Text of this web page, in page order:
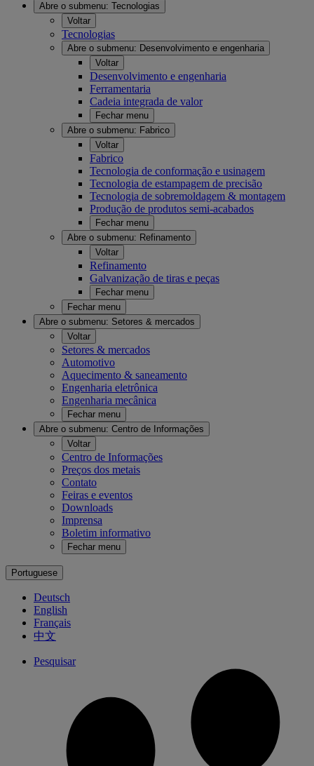
Abre o submenu: Tecnologias
Voltar
Tecnologias
Abre o submenu: Desenvolvimento e engenharia
Voltar
Desenvolvimento e engenharia
Ferramentaria
Cadeia integrada de valor
Fechar menu
Abre o submenu: Fabrico
Voltar
Fabrico
Tecnologia de conformação e usinagem
Tecnologia de estampagem de precisão
Tecnologia de sobremoldagem & montagem
Produção de produtos semi-acabados
Fechar menu
Abre o submenu: Refinamento
Voltar
Refinamento
Galvanização de tiras e peças
Fechar menu
Fechar menu
Abre o submenu: Setores & mercados
Voltar
Setores & mercados
Automotivo
Aquecimento & saneamento
Engenharia eletrônica
Engenharia mecânica
Fechar menu
Abre o submenu: Centro de Informações
Voltar
Centro de Informações
Preços dos metais
Contato
Feiras e eventos
Downloads
Imprensa
Boletim informativo
Fechar menu
Portuguese
Deutsch
English
Français
中文
Pesquisar